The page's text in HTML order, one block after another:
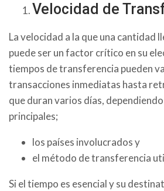
Velocidad de
La velocidad a la que una cantidad
puede ser un factor crítico en su
tiempos de transferencia pueden
transacciones inmediatas hasta
que duran varios días,
principales;
los países involucrados y
el método de transferencia
Si el tiempo es esencial y su